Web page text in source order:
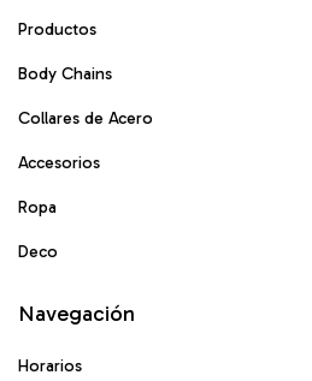
Productos
Body Chains
Collares de Acero
Accesorios
Ropa
Deco
Navegación
Horarios